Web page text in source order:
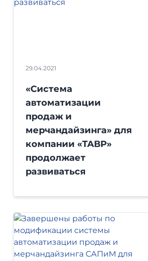
29.04.2021
«Система
автоматизации
продаж и
мерчандайзинга» для
компании «ТАВР»
продолжает
развиваться